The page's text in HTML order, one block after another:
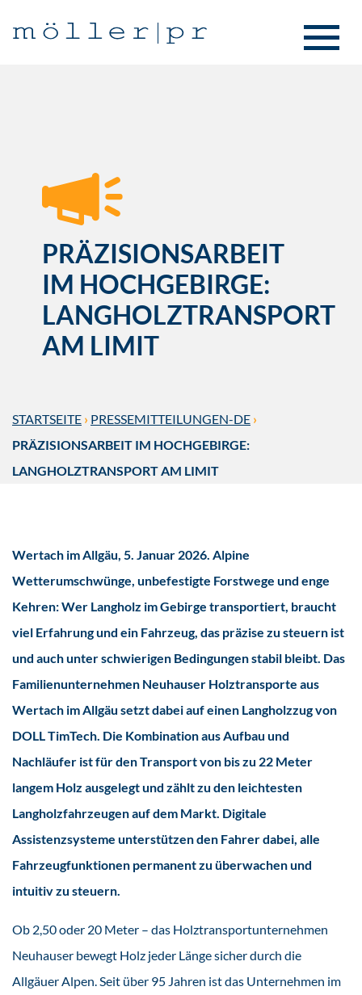
PRÄZISIONSARBEIT
IM HOCHGEBIRGE:
LANGHOLZTRANSPORT
AM LIMIT
STARTSEITE › PRESSEMITTEILUNGEN-DE ›
PRÄZISIONSARBEIT IM HOCHGEBIRGE:
LANGHOLZTRANSPORT AM LIMIT
Wertach im Allgäu, 5. Januar 2026. Alpine
Wetterumschwünge, unbefestigte Forstwege und enge
Kehren: Wer Langholz im Gebirge transportiert, braucht
viel Erfahrung und ein Fahrzeug, das präzise zu steuern ist
und auch unter schwierigen Bedingungen stabil bleibt. Das
Familienunternehmen Neuhauser Holztransporte aus
Wertach im Allgäu setzt dabei auf einen Langholzzug von
DOLL TimTech. Die Kombination aus Aufbau und
Nachläufer ist für den Transport von bis zu 22 Meter
langem Holz ausgelegt und zählt zu den leichtesten
Langholzfahrzeugen auf dem Markt. Digitale
Assistenzsysteme unterstützen den Fahrer dabei, alle
Fahrzeugfunktionen permanent zu überwachen und
intuitiv zu steuern.
Ob 2,50 oder 20 Meter – das Holztransportunternehmen
Neuhauser bewegt Holz jeder Länge sicher durch die
Allgäuer Alpen. Seit über 95 Jahren ist das Unternehmen im